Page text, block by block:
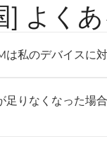
よくあ
私のデバイスに対
Pixel 3以降、
ください。
足りなくなった場